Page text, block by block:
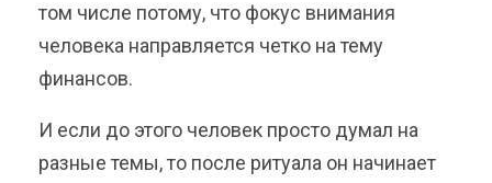
том числе потому, что фокус внимания
человека направляется четко на тему
финансов.
И если до этого человек просто думал на
разные темы, то после ритуала он начинает